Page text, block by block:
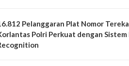
Pelanggaran Plat Nomor
Polri Perkuat dengan Sistem